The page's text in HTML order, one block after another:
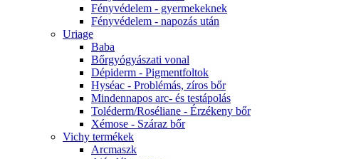
Fényvédelem - gyermekeknek
Fényvédelem - napozás után
Uriage
Baba
Bőrgyógyászati vonal
Dépiderm - Pigmentfoltok
Hyséac - Problémás, zíros bőr
Mindennapos arc- és testápolás
Toléderm/Roséliane - Érzékeny bőr
Xémose - Száraz bőr
Vichy termékek
Arcmaszk